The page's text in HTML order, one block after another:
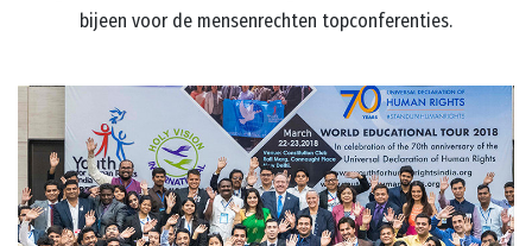
bijeen voor de mensenrechten topconferenties.